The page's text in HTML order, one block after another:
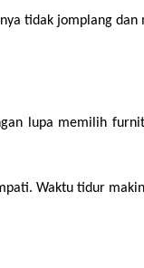
tidak jomplang dan
lupa memilih
Waktu tidur